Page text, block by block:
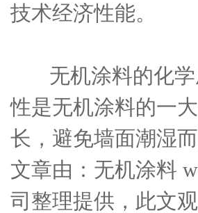
技术经济性能。
无机涂料的化学
性是无机涂料的一
长，避免墙面潮湿
文章由：无机涂料
司整理提供，此文